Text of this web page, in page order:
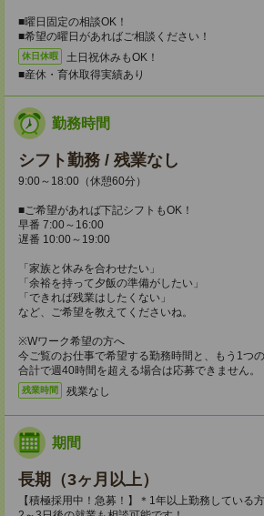
■曜日固定の相談OK！
■希望の曜日があればご相談ください！
休日休暇
土日祝休みもOK！
■産休・育休取得実績あり
勤務時間
シフト勤務 / 残業なし
9:00～18:00（休憩60分）
■ご希望があれば下記シフトもOK！
早番 7:00～16:00
遅番 10:00～19:00
「家族と休みを合わせたい」
「余裕を持って夕飯の準備がしたい」
「できれば残業はしたくない」
など、ご希望を教えてくださいね。
※Wワーク希望の方へ
今ご覧のお仕事で希望する勤務時間と、もう1つ
合計で週40時間を超える場合は応募できません。
残業時間 残業なし
期間
長期（3ヶ月以上）
【積極採用中！急募！】＊1年以上勤務している